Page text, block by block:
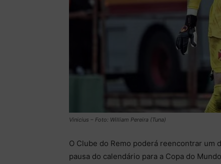
Vinicius – Foto: William Pereira (Tuna)
O Clube do Remo poderá reencontrar um
pausa do calendário para a Copa do